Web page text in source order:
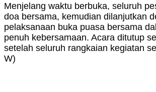
Menjelang waktu berbuka, seluruh
doa bersama, kemudian dilanjutkan
pelaksanaan buka puasa bersama
penuh kebersamaan. Acara ditutup
setelah seluruh rangkaian kegiatan
W)